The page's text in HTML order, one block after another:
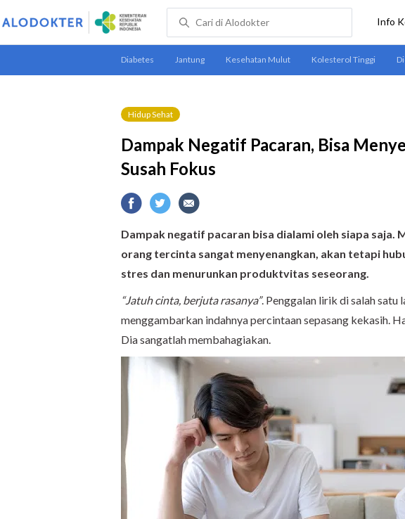
Hidup Sehat
Dampak Negatif Pacaran, Bisa
Susah Fokus
Dampak negatif pacaran bisa dialami oleh siapa saja.
orang tercinta sangat menyenangkan, akan tetapi
stres dan menurunkan produktvitas seseorang.
“Jatuh cinta, berjuta rasanya”. Penggalan lirik di salah satu
menggambarkan indahnya percintaan sepasang kekasih.
Dia sangatlah membahagiakan.